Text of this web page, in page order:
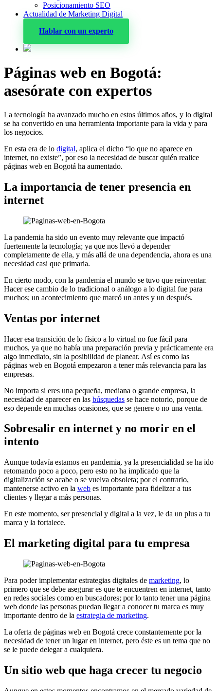
Posicionamiento SEO
Actualidad de Marketing Digital
Hablar con un experto
Páginas web en Bogotá:
asesórate con expertos
La tecnología ha avanzado mucho en estos últimos años, y lo digital
se ha convertido en una herramienta importante para la vida y para
los negocios.
En esta era de lo digital, aplica el dicho “lo que no aparece en
internet, no existe”, por eso la necesidad de buscar quién realice
páginas web en Bogotá ha aumentado.
La importancia de tener presencia en
internet
La pandemia ha sido un evento muy relevante que impactó
fuertemente la tecnología; ya que nos llevó a depender
completamente de ella, y más allá de una dependencia, ahora es una
necesidad casi que primaria.
En cierto modo, con la pandemia el mundo se tuvo que reinventar.
Hacer ese cambio de lo tradicional o análogo a lo digital fue para
muchos; un acontecimiento que marcó un antes y un después.
Ventas por internet
Hacer esa transición de lo físico a lo virtual no fue fácil para
muchos, ya que no había una preparación previa y prácticamente era
algo inmediato, sin la posibilidad de planear. Así es como las
páginas web en Bogotá empezaron a tener más relevancia para las
empresas.
No importa si eres una pequeña, mediana o grande empresa, la
necesidad de aparecer en las búsquedas se hace notorio, porque de
eso depende en muchas ocasiones, que se genere o no una venta.
Sobresalir en internet y no morir en el
intento
Aunque todavía estamos en pandemia, ya la presencialidad se ha ido
retomando poco a poco, pero esto no ha implicado que la
digitalización se acabe o se vuelva obsoleta; por el contrario,
mantenerse activo en la web es importante para fidelizar a tus
clientes y llegar a más personas.
En este momento, ser presencial y digital a la vez, le da un plus a tu
marca y la fortalece.
El marketing digital para tu empresa
Para poder implementar estrategias digitales de marketing, lo
primero que se debe asegurar es que te encuentren en internet, tanto
en redes sociales como en buscadores; por lo tanto tener una página
web donde las personas puedan llegar a conocer tu marca es muy
importante dentro de la estrategia de marketing.
La oferta de páginas web en Bogotá crece constantemente por la
necesidad de tener un lugar en internet, pero éste es un tema que no
se le puede delegar a cualquiera.
Un sitio web que haga crecer tu negocio